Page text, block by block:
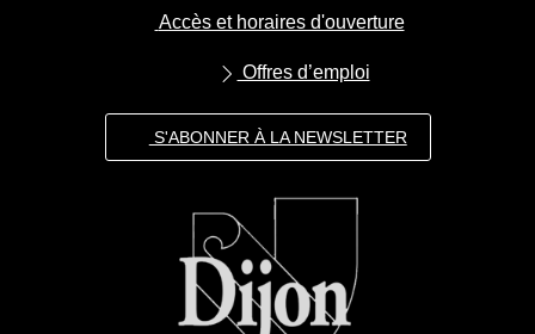
Accès et horaires d'ouverture
Offres d’emploi
S'ABONNER À LA NEWSLETTER